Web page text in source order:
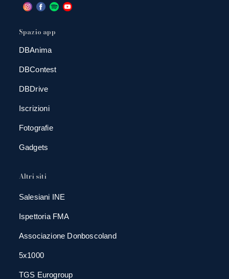
Spazio app
DBAnima
DBContest
DBDrive
Iscrizioni
Fotografie
Gadgets
Altri siti
Salesiani INE
Ispettoria FMA
Associazione Donboscoland
5x1000
TGS Eurogroup